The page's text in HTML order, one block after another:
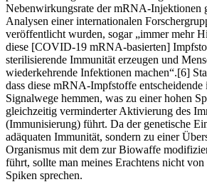
Nebenwirkungsrate der mRNA-Injektionen
Analysen einer internationalen
veröffentlicht wurden, sogar „immer mehr
diese [COVID-19 mRNA-basierten]
sterilisierende Immunität erzeugen und
wiederkehrende Infektionen machen“.[6]
dass diese mRNA-Impfstoffe
Signalwege hemmen, was zu einer hohen
gleichzeitig verminderter Aktivierung des
(Immunisierung) führt. Da der genetische
adäquaten Immunität, sondern zu einer
Organismus mit dem zur Biowaffe
führt, sollte man meines Erachtens nicht
Spiken sprechen.